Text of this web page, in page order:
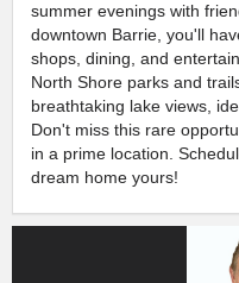
summer evenings with
downtown Barrie, you'll
shops, dining, and
North Shore parks and
breathtaking lake views,
Don't miss this rare
in a prime location.
dream home yours!